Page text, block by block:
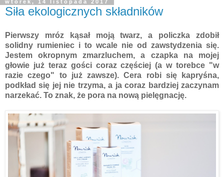
wtorek, 14 listopada 2017
Siła ekologicznych składników
Pierwszy mróz kąsał moją twarz, a policzka zdobił
solidny rumieniec i to wcale nie od zawstydzenia się.
Jestem okropnym zmarzluchem, a czapka na mojej
głowie już teraz gości coraz częściej (a w torebce "w
razie czego" to już zawsze). Cera robi się kapryśna,
podkład się jej nie trzyma, a ja coraz bardziej zaczynam
narzekać. To znak, że pora na nową pielęgnację.